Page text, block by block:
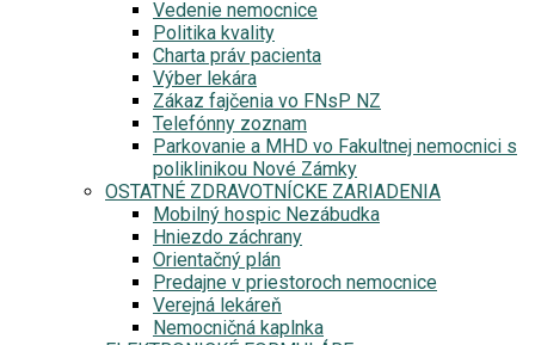
Vedenie nemocnice
Politika kvality
Charta práv pacienta
Výber lekára
Zákaz fajčenia vo FNsP NZ
Telefónny zoznam
Parkovanie a MHD vo Fakultnej nemocnici s
poliklinikou Nové Zámky
OSTATNÉ ZDRAVOTNÍCKE ZARIADENIA
Mobilný hospic Nezábudka
Hniezdo záchrany
Orientačný plán
Predajne v priestoroch nemocnice
Verejná lekáreň
Nemocničná kaplnka